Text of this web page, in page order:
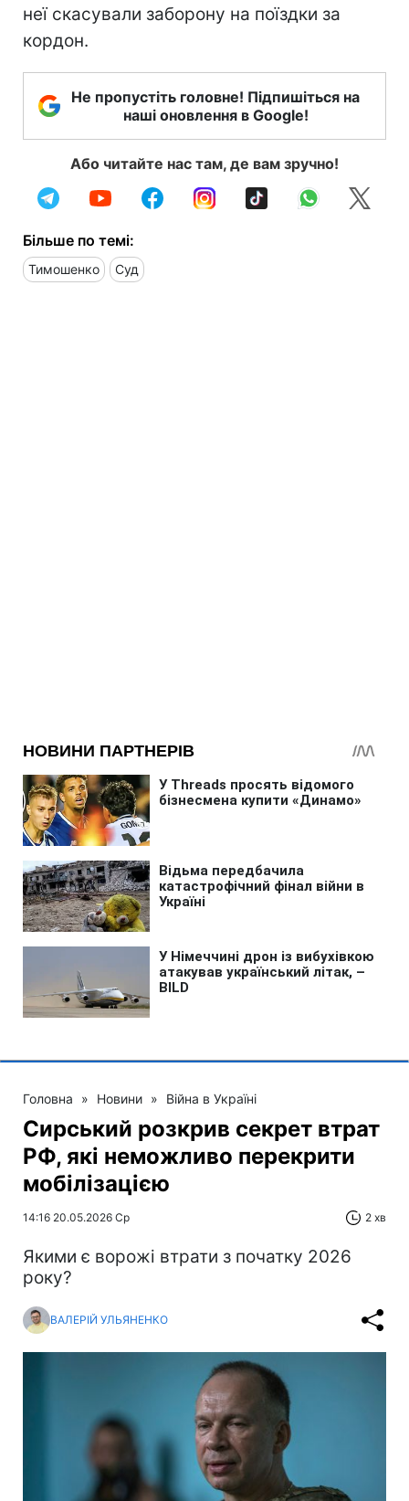
неї скасували заборону на поїздки за
кордон.
Не пропустіть головне! Підпишіться на
наші оновлення в Google!
Або читайте нас там, де вам зручно!
Більше по темі:
Тимошенко Суд
Головна » Новини » Війна в Україні
Сирський розкрив секрет втрат
РФ, які неможливо перекрити
мобілізацією
14:16 20.05.2026 Ср 2 хв
Якими є ворожі втрати з початку 2026
року?
ВАЛЕРІЙ УЛЬЯНЕНКО